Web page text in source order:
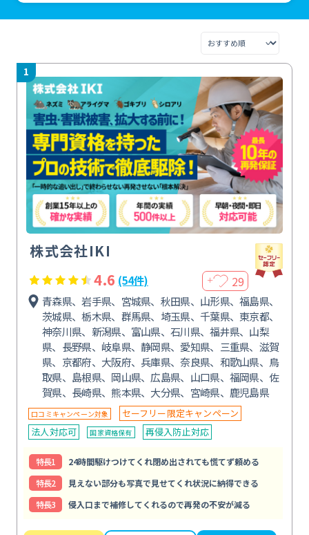
1
株式会社IKI
4.6 (54件) ＋ 29
青森県、岩手県、宮城県、秋田県、山形県、福島県、
茨城県、栃木県、群馬県、埼玉県、千葉県、東京都、
神奈川県、新潟県、富山県、石川県、福井県、山梨
県、長野県、岐阜県、静岡県、愛知県、三重県、滋賀
県、京都府、大阪府、兵庫県、奈良県、和歌山県、鳥
取県、島根県、岡山県、広島県、山口県、福岡県、佐
賀県、長崎県、熊本県、大分県、宮崎県、鹿児島県
口コミキャンペーン対象
セーフリー限定キャンペーン
法人対応可
国家資格保有 再侵入防止対応
特⻑1
24時間駆けつけてくれ閉め出されても慌てず頼める
特⻑2
見えない部分も写真で見せてくれ状況に納得できる
特⻑3
侵入口まで補修してくれるので再発の不安が減る